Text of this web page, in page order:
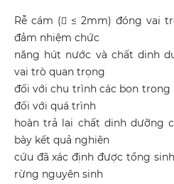
Rễ cám ( ≤ 2mm) đóng vai
đảm nhiệm chức
năng hút nước và chất dinh
vai trò quan trọng
đối với chu trình các bon trong
đối với quá trình
hoàn trả lại chất dinh dưỡng
bày kết quả nghiên
cứu đã xác định được tổng
rừng nguyên sinh